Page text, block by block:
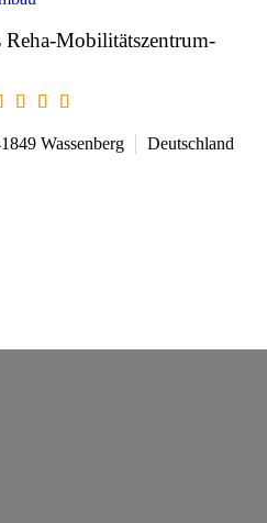
Mobilitätszentrum-
Wassenberg Deutschland